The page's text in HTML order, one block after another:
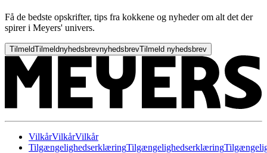
Få de bedste opskrifter, tips fra kokkene og nyheder om alt det der
spirer i Meyers' univers.
TilmeldTilmeldnyhedsbrevnyhedsbrevTilmeld nyhedsbrev
VilkårVilkårVilkår
TilgængelighedserklæringTilgængelighedserklæring